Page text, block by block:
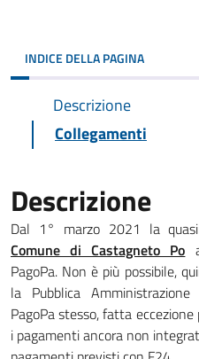
INDICE DELLA PAGINA
Descrizione
Collegamenti
Descrizione
Dal 1° marzo 2021 la
Comune di Castagneto Po
PagoPa. Non è più possibile,
la Pubblica
PagoPa stesso, fatta
i pagamenti ancora non